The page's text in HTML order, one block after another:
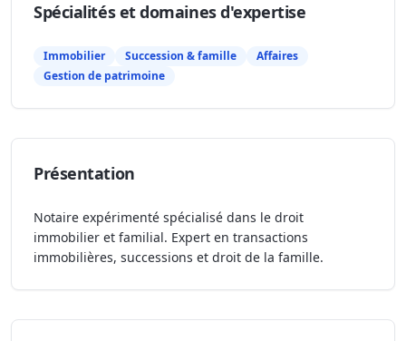
Spécialités et domaines d'expertise
Immobilier Succession & famille
Affaires
Gestion de patrimoine
Présentation
Notaire expérimenté spécialisé dans le droit
immobilier et familial. Expert en transactions
immobilières, successions et droit de la famille.